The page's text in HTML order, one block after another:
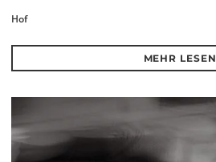
Hof
MEHR LESEN